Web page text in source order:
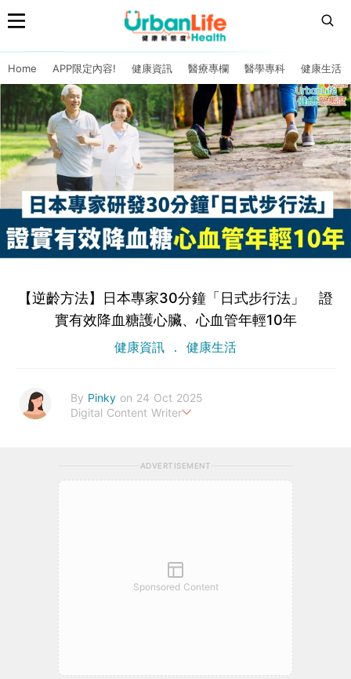
Home APP限定內容! 健康資訊 醫療專欄 醫學專科 健康生活
【逆齡方法】日本專家30分鐘「日式步行法」 證
實有效降血糖護心臟、心血管年輕10年
健康資訊 健康生活
By Pinky on 24 Oct 2025
Digital Content Writer
ADVERTISEMENT
Sponsored Content